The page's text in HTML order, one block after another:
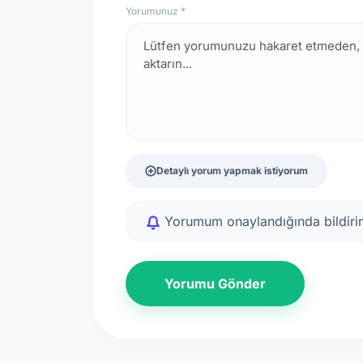
Yorumunuz *
Detaylı yorum yapmak istiyorum
Yorumum onaylandığında
Yorumu Gönder